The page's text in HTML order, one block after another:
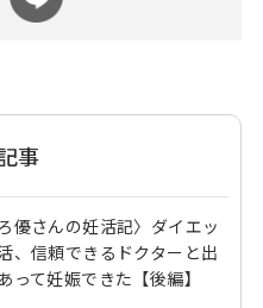
事
優さんの妊活記〉ダイエッ
、信頼できるドクターと出
って妊娠できた【後編】